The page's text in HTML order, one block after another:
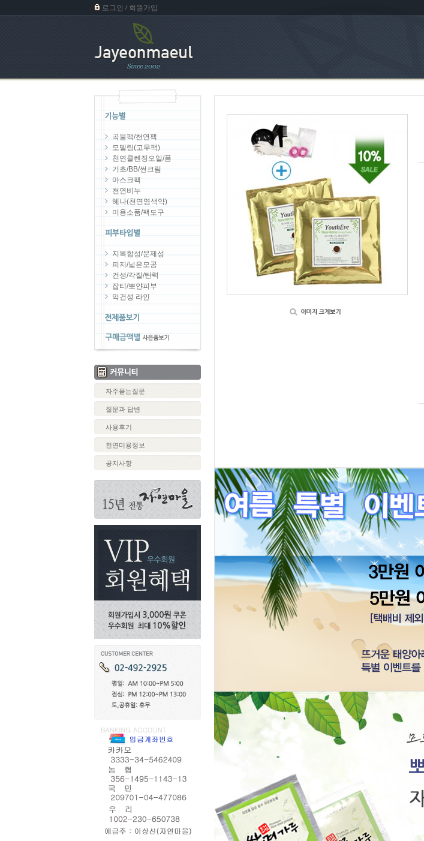
로그인 / 회원가입
곡물팩/천연팩
모델링(고무팩)
천연클렌징오일/폼
기초/BB/썬크림
마스크팩
천연비누
헤나(천연염색약)
미용소품/팩도구
지복합성/문제성
피지/넓은모공
건성/각질/탄력
잡티/뽀얀피부
악건성 라인
자주묻는질문
질문과 답변
사용후기
천연미용정보
공지사항